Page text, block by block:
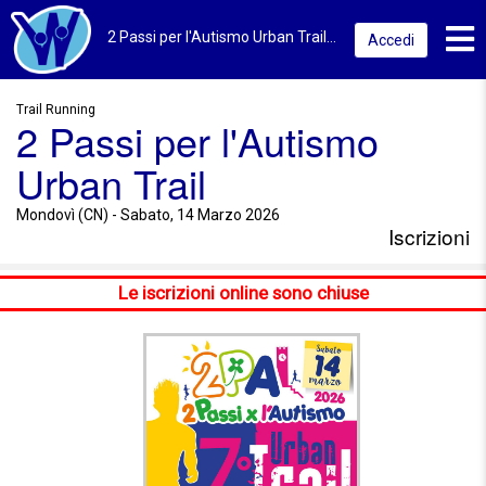
Accedi
Trail Running
2 Passi per l'Autismo
Urban Trail
Mondovì (CN) - Sabato, 14 Marzo 2026
Iscrizioni
Le iscrizioni online sono chiuse